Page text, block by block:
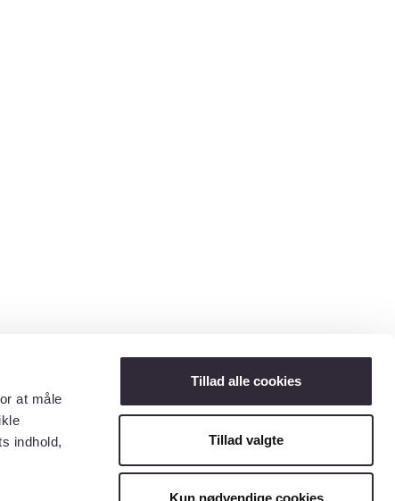
at måle
indhold,
Tillad alle cookies
Tillad valgte
Kun nødvendige cookies